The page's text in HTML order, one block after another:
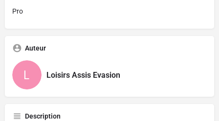
Pro
Auteur
Loisirs Assis Evasion
Description